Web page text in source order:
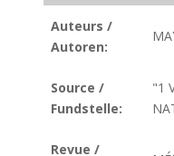
Auteurs /
Autoren:
Source /
Fundstelle:
"1
Revue /